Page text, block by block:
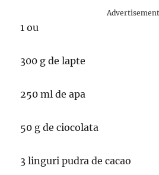
Advertisement
1 ou
300 g de lapte
250 ml de apa
50 g de ciocolata
3 linguri pudra de cacao